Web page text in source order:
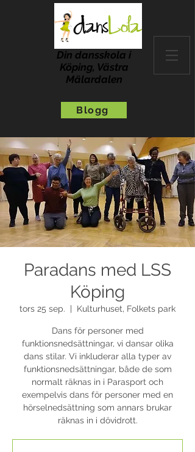
Din dansskola i
Köping, Västra
Mälardalen
Blogg
Paradans med LSS
Köping
tors 25 sep. Kulturhuset, Folkets park
Dans för personer med
funktionsnedsättningar, vi dansar olika
dans stilar. Vi inkluderar alla typer av
funktionsnedsättningar, både de som
normalt räknas in i Parasport och
exempelvis dans för personer med en
hörselnedsättning som annars brukar
räknas in i dövidrott.